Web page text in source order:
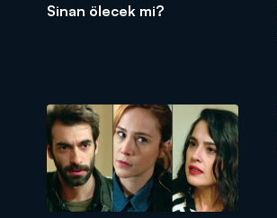
Sinan ölecek mi?